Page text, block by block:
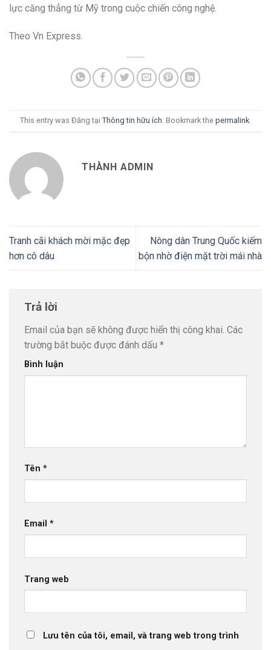
lực căng thẳng từ Mỹ trong cuộc chiến công nghệ.
Theo Vn Express.
This entry was Đăng tại Thông tin hữu ích. Bookmark the permalink.
THÀNH ADMIN
Tranh cãi khách mời mặc đẹp
hơn cô dâu
Nông dân Trung Quốc kiếm
bộn nhờ điện mặt trời mái nhà
Trả lời
Email của bạn sẽ không được hiển thị công khai. Các
trường bắt buộc được đánh dấu *
Bình luận
Tên *
Email *
Trang web
Lưu tên của tôi, email, và trang web trong trình